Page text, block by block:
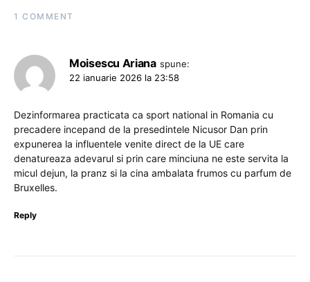
1 COMMENT
Moisescu Ariana spune:
22 ianuarie 2026 la 23:58
Dezinformarea practicata ca sport national in Romania cu
precadere incepand de la presedintele Nicusor Dan prin
expunerea la influentele venite direct de la UE care
denatureaza adevarul si prin care minciuna ne este servita la
micul dejun, la pranz si la cina ambalata frumos cu parfum de
Bruxelles.
Reply